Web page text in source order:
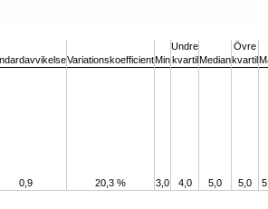
VariationskoefficientMin
Undre
kvartilMedian
Övre
kvartil
0,9 20,3 % 3,0 4,0 5,0 5,0